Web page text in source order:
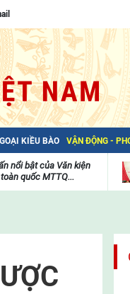
KIỀU BÀO VẬN ĐỘNG -
nổi bật của Văn kiện
quốc MTTQ...